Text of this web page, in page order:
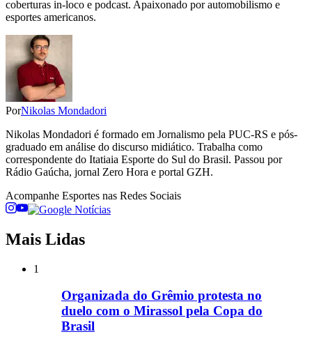
coberturas in-loco e podcast. Apaixonado por automobilismo e
esportes americanos.
PorNikolas Mondadori
Nikolas Mondadori é formado em Jornalismo pela PUC-RS e pós-
graduado em análise do discurso midiático. Trabalha como
correspondente do Itatiaia Esporte do Sul do Brasil. Passou por
Rádio Gaúcha, jornal Zero Hora e portal GZH.
Acompanhe Esportes nas Redes Sociais
Mais Lidas
1
Organizada do Grêmio protesta no
duelo com o Mirassol pela Copa do
Brasil